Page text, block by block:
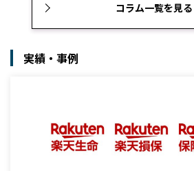
コラム一覧を見る
実績・事例